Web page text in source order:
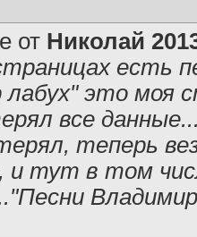
от Николай
есть
лабух" это моя
все
теперь
и тут в том